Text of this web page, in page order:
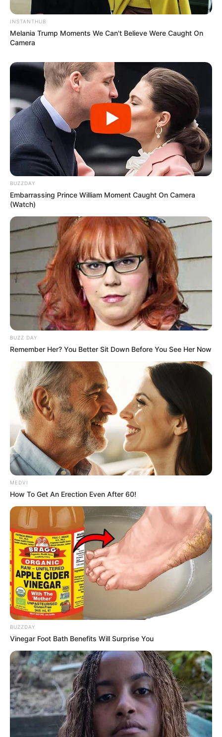
INSTANTHUB
Melania Trump Moments We Can't Believe Were Caught On
Camera
BUZZDAY
Embarrassing Prince William Moment Caught On Camera
(Watch)
BUZZ DAY
Remember Her? You Better Sit Down Before You See Her Now
MEDVI
How To Get An Erection Even After 60!
BUZZDAY
Vinegar Foot Bath Benefits Will Surprise You